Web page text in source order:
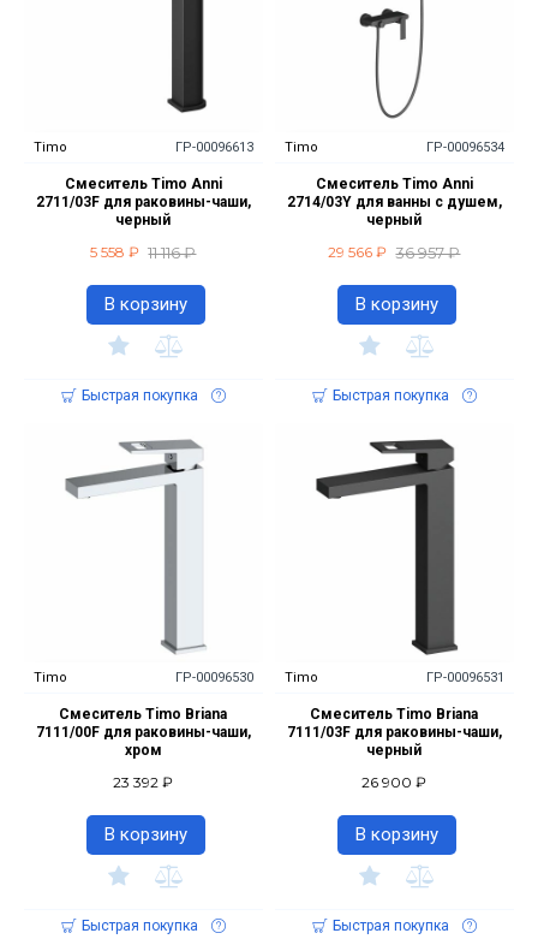
Timo ГР-00096613
Смеситель Timo Anni
2711/03F для раковины-чаши,
черный
5 558 ₽ 11 116 ₽
В корзину
Быстрая покупка
Timo ГР-00096534
Смеситель Timo Anni
2714/03Y для ванны с душем,
черный
29 566 ₽ 36 957 ₽
В корзину
Быстрая покупка
Timo ГР-00096530
Смеситель Timo Briana
7111/00F для раковины-чаши,
хром
23 392 ₽
В корзину
Быстрая покупка
Timo ГР-00096531
Смеситель Timo Briana
7111/03F для раковины-чаши,
черный
26 900 ₽
В корзину
Быстрая покупка